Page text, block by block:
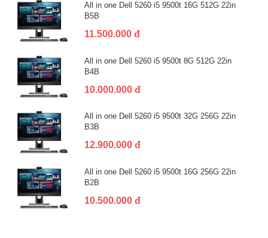
All in one Dell 5260 i5 9500t 16G 512G 22in
B5B
11.500.000 đ
All in one Dell 5260 i5 9500t 8G 512G 22in
B4B
10.000.000 đ
All in one Dell 5260 i5 9500t 32G 256G 22in
B3B
12.900.000 đ
All in one Dell 5260 i5 9500t 16G 256G 22in
B2B
10.500.000 đ